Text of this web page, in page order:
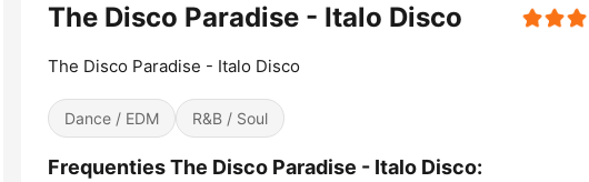
The Disco Paradise - Italo Disco
The Disco Paradise - Italo Disco
Dance / EDM R&B / Soul
Frequenties The Disco Paradise - Italo Disco: